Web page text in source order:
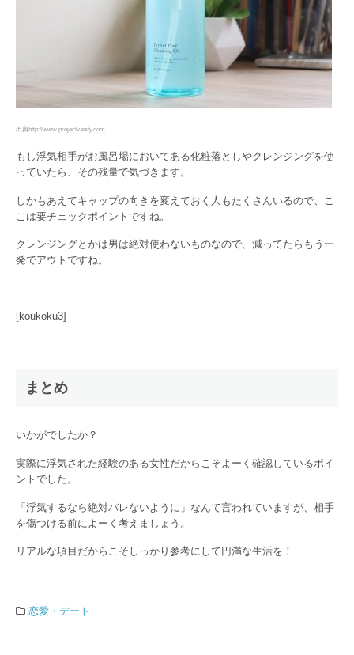
出典http://www.projectvanity.com
もし浮気相手がお風呂場においてある化粧落としやクレンジングを使
っていたら、その残量で気づきます。
しかもあえてキャップの向きを変えておく人もたくさんいるので、こ
こは要チェックポイントですね。
クレンジングとかは男は絶対使わないものなので、減ってたらもう一
発でアウトですね。
[koukoku3]
まとめ
いかがでしたか？
実際に浮気された経験のある女性だからこそよーく確認しているポイ
ントでした。
「浮気するなら絶対バレないように」なんて言われていますが、相手
を傷つける前によーく考えましょう。
リアルな項目だからこそしっかり参考にして円満な生活を！
恋愛・デート